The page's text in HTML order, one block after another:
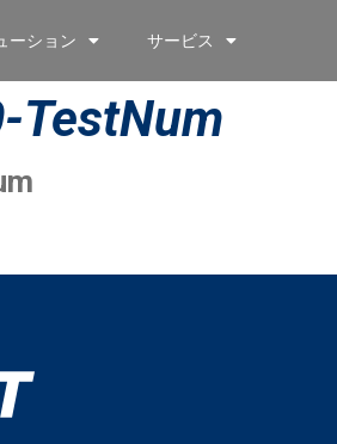
ーション サービス
TestNum